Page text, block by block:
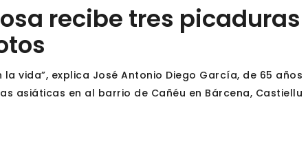
recibe tres picaduras
vida”, explica José Antonio Diego García, de 65 años
asiáticas en al barrio de Cañéu en Bárcena, Castiellu